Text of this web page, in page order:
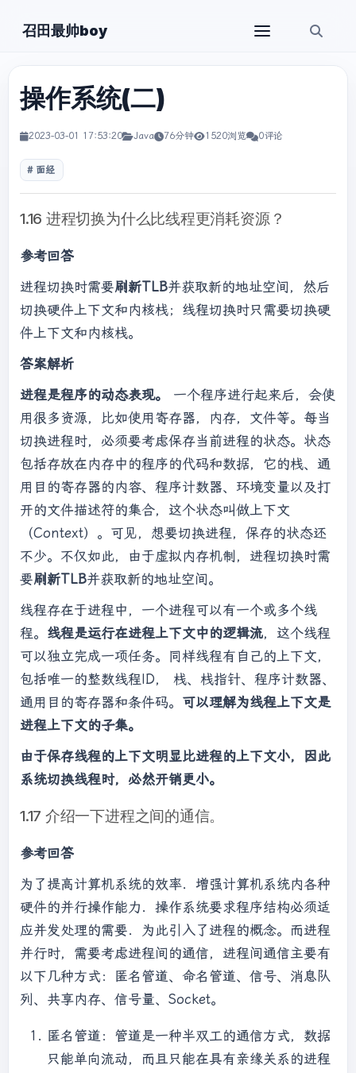
召田最帅boy
操作系统(二)
2023-03-01 17:53:20 Java 76分钟 1520浏览 0评论
面经
1.16 进程切换为什么比线程更消耗资源？
参考回答
进程切换时需要刷新TLB并获取新的地址空间，然后
切换硬件上下文和内核栈；线程切换时只需要切换硬
件上下文和内核栈。
答案解析
进程是程序的动态表现。
一个程序进行起来后，会使
用很多资源，比如使用寄存器，内存，文件等。每当
切换进程时，必须要考虑保存当前进程的状态。状态
包括存放在内存中的程序的代码和数据，它的栈、通
用目的寄存器的内容、程序计数器、环境变量以及打
开的文件描述符的集合，这个状态叫做上下文
（Context）。可见，想要切换进程，保存的状态还
不少。不仅如此，由于虚拟内存机制，进程切换时需
要刷新TLB并获取新的地址空间。
线程存在于进程中，一个进程可以有一个或多个线
程。 线程是运行在进程上下文中的逻辑流，这个线程
可以独立完成一项任务。同样线程有自己的上下文，
包括唯一的整数线程ID， 栈、栈指针、程序计数器、
通用目的寄存器和条件码。 可以理解为线程上下文是
进程上下文的子集。
由于保存线程的上下文明显比进程的上下文小，因此
系统切换线程时，必然开销更小。
1.17 介绍一下进程之间的通信。
参考回答
为了提高计算机系统的效率．增强计算机系统内各种
硬件的并行操作能力．操作系统要求程序结构必须适
应并发处理的需要．为此引入了进程的概念。而进程
并行时，需要考虑进程间的通信，进程间通信主要有
以下几种方式：匿名管道、命名管道、信号、消息队
列、共享内存、信号量、Socket。
匿名管道：管道是一种半双工的通信方式，数据
只能单向流动，而且只能在具有亲缘关系的进程